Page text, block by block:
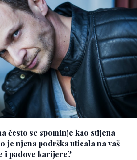
često se spominje kao stijena
je njena podrška uticala na vaš
i padove karijere?